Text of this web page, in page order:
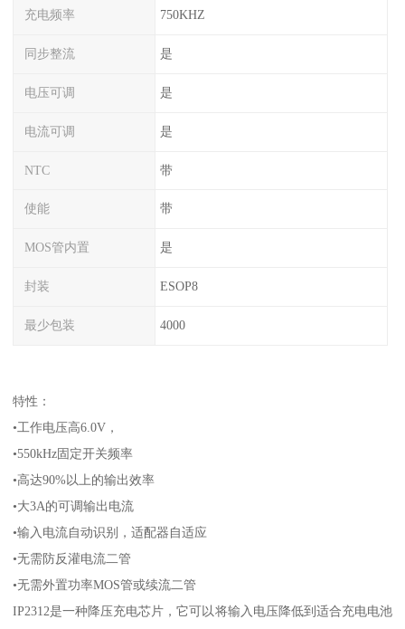
充电频率 750KHZ
同步整流 是
电压可调 是
电流可调 是
NTC 带
使能 带
MOS管内置 是
封装 ESOP8
最少包装 4000
特性：
•工作电压高6.0V，
•550kHz固定开关频率
•高达90%以上的输出效率
•大3A的可调输出电流
•输入电流自动识别，适配器自适应
•无需防反灌电流二管
•无需外置功率MOS管或续流二管
IP2312是一种降压充电芯片，它可以将输入电压降低到适合充电电池